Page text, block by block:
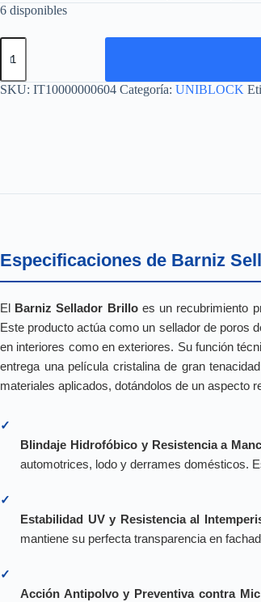
6 disponibles
BARNIZ
SELLADOR
cantidad
SKU: IT10000000604 Categoría: UNIBLOCK
Especificaciones de Barniz
El Barniz Sellador Brilloes un recubrimiento
Este producto actúa como un sellador de poros
en interiores como en exteriores. Su función
entrega una película cristalina de gran
materiales aplicados, dotándolos de un aspecto
✓
Blindaje Hidrofóbico y Resistencia a
automotrices, lodo y derrames domésticos.
✓
Estabilidad UV y Resistencia al
mantiene su perfecta transparencia en
✓
Acción Antipolvo y Preventiva contra